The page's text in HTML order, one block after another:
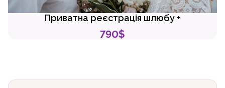
Приватна реєстрація шлюбу +
790$